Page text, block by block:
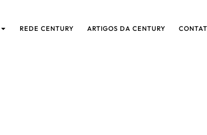
REDE CENTURY ARTIGOS DA CENTURY